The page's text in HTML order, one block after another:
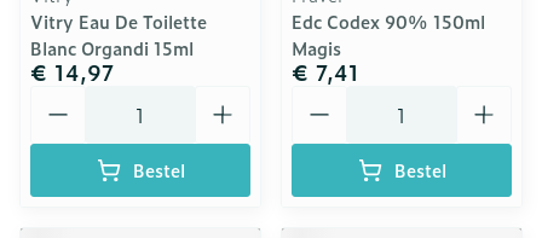
Vitry Eau De Toilette
Blanc Organdi 15ml
€ 14,97
Bestel
Edc Codex 90% 150ml
Magis
€ 7,41
Bestel